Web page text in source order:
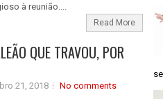
à reunião....
Read More
QUE TRAVOU, POR
21, 2018
No comments